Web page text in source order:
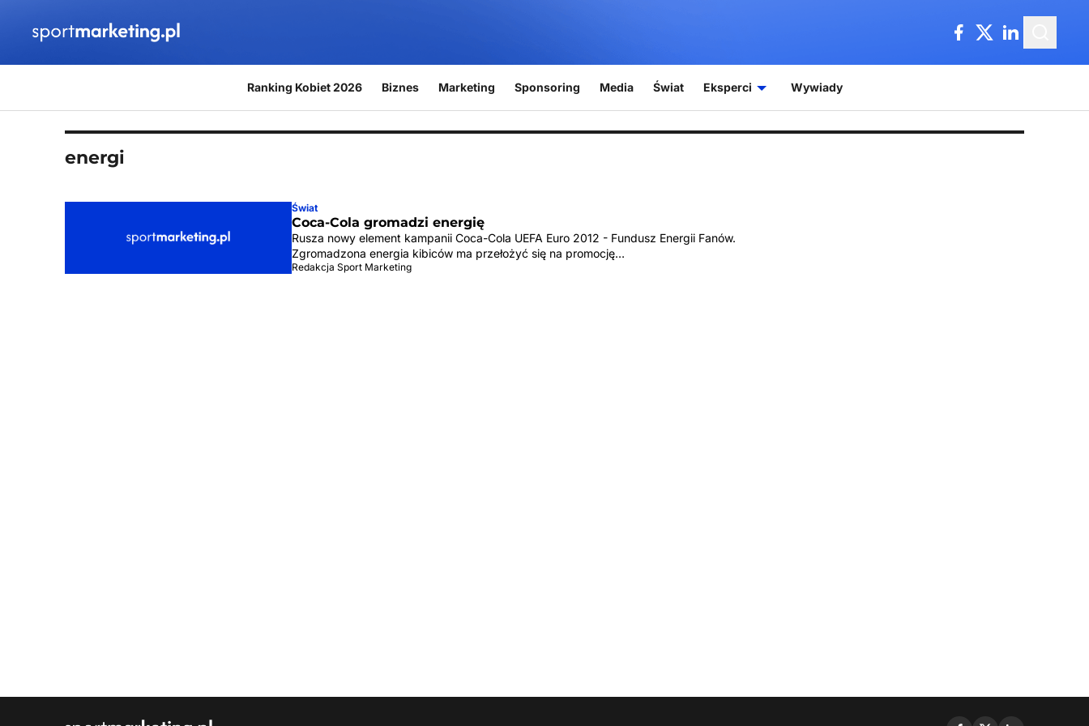
Ranking Kobiet 2026 Biznes Marketing Sponsoring Media Świat Eksperci Wywiady
energi
Świat
Coca-Cola gromadzi energię
Rusza nowy element kampanii Coca-Cola UEFA Euro 2012 - Fundusz Energii Fanów.
Zgromadzona energia kibiców ma przełożyć się na promocję…
Redakcja Sport Marketing